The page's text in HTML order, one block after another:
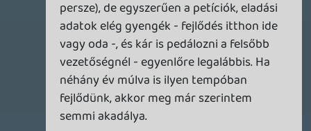
Mindenképp pozitiv.Bár a fele marketing
duma volt mégis érezhető valami pozitív.
Jademan 2008.10.24 13:09:24
a 94 centis plazma tv meg megint egy
vagyon. megszoktam a monitor előtti
játékot. most úgy is hd ready monitorom